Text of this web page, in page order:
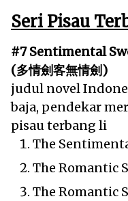
Seri Pisau
#7 Sentimental
(多情劍客無情劍)
judul novel
baja, pendekar
pisau terbang li
The
The Romantic
The Romantic